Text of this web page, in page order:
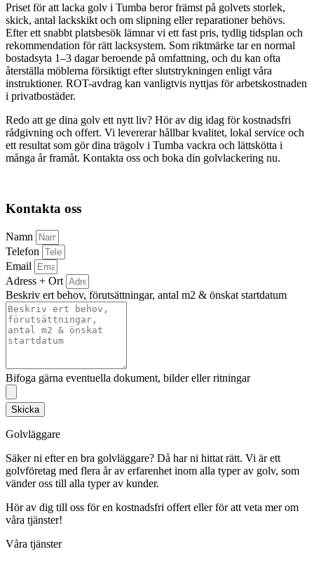
Priset för att lacka golv i Tumba beror främst på golvets storlek,
skick, antal lackskikt och om slipning eller reparationer behövs.
Efter ett snabbt platsbesök lämnar vi ett fast pris, tydlig tidsplan och
rekommendation för rätt lacksystem. Som riktmärke tar en normal
bostadsyta 1–3 dagar beroende på omfattning, och du kan ofta
återställa möblerna försiktigt efter slutstrykningen enligt våra
instruktioner. ROT-avdrag kan vanligtvis nyttjas för arbetskostnaden
i privatbostäder.
Redo att ge dina golv ett nytt liv? Hör av dig idag för kostnadsfri
rådgivning och offert. Vi levererar hållbar kvalitet, lokal service och
ett resultat som gör dina trägolv i Tumba vackra och lättskötta i
många år framåt. Kontakta oss och boka din golvlackering nu.
Kontakta oss
Namn
Telefon
Email
Adress + Ort
Beskriv ert behov, förutsättningar, antal m2 & önskat startdatum
Bifoga gärna eventuella dokument, bilder eller ritningar
Skicka
Golvläggare
Säker ni efter en bra golvläggare? Då har ni hittat rätt. Vi är ett
golvföretag med flera år av erfarenhet inom alla typer av golv, som
vänder oss till alla typer av kunder.
Hör av dig till oss för en kostnadsfri offert eller för att veta mer om
våra tjänster!
Våra tjänster